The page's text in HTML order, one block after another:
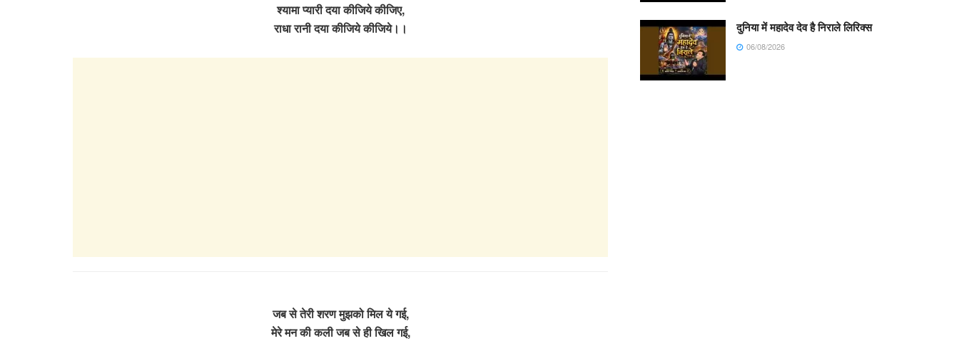
श्यामा प्यारी दया कीजिये कीजिए,
राधा रानी दया कीजिये कीजिये।।
जब से तेरी शरण मुझको मिल ये गई,
मेरे मन की कली जब से ही खिल गई,
दुनिया में महादेव देव है निराले लिरिक्स
06/08/2026